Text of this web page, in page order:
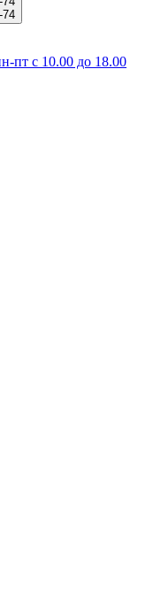
74
пт с 10.00 до 18.00